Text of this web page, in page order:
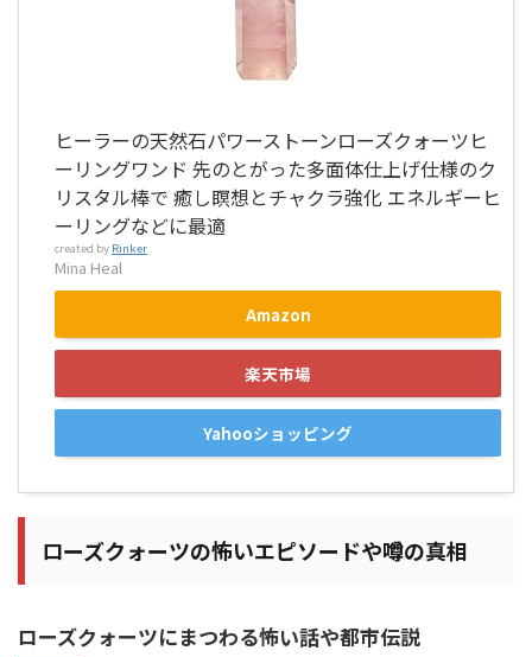
ヒーラーの天然石パワーストーンローズクォーツヒ
ーリングワンド 先のとがった多面体仕上げ仕様のク
リスタル棒で 癒し瞑想とチャクラ強化 エネルギーヒ
ーリングなどに最適
created by Rinker
Mina Heal
Amazon
楽天市場
Yahooショッピング
ローズクォーツの怖いエピソードや噂の真相
ローズクォーツにまつわる怖い話や都市伝説